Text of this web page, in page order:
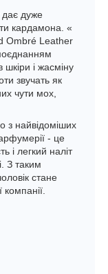
дає дуже
кардамона. «
Ombré Leather
шкіри і жасміну
звучать як
чути мох,
з найвідоміших
- це
і легкий наліт
З таким
стане